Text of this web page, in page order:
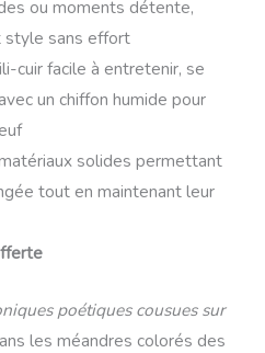
ou moments détente,
sans effort
cuir facile à entretenir, se
un chiffon humide pour
solides permettant
tout en maintenant leur
poétiques cousues sur
les méandres colorés des